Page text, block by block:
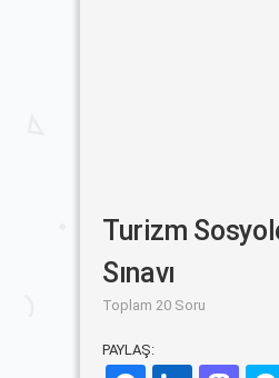
Turizm
Sınavı
Toplam 20 Soru
PAYLAŞ: